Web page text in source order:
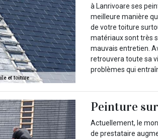
à Lanrivoare ses
meilleure manière
de votre toiture
matériaux sont très
mauvais entretien.
retrouvera toute sa
problèmes qui
Peinture
Actuellement, le
de prestataire